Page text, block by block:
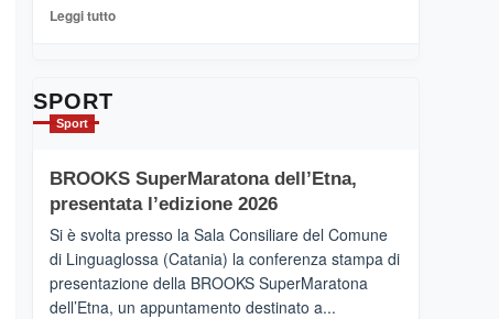
dell’Etna
Leggi tuttoLeggi
con
la
Al
via
i
collegamenti
SPORT
Sport
BROOKS SuperMaratona dell’Etna,
presentata l’edizione 2026
Si è svolta presso la Sala Consiliare del Comune
di Linguaglossa (Catania) la conferenza stampa di
presentazione della BROOKS SuperMaratona
dell’Etna, un appuntamento destinato a...